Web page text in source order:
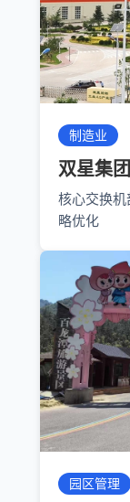
制造业
双星集
核心交换
略优化
园区管理